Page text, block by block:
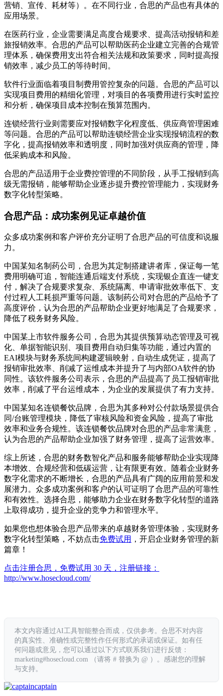
营销、宣传、耗材等）。在不同行业，合思的产品也有具体的
应用场景。
在医药行业，企业需要满足高度合规要求、提高活动报销和差
旅报销效率。合思的产品可以帮助医药企业建立完善的合规管
理体系，确保费用支出符合相关法规和政策要求，同时提高报
销效率，减少员工的等待时间。
软件行业面临着项目制费用管控复杂的问题。合思的产品可以
实现项目费用的精细化管理，对项目的各项费用进行实时监控
和分析，确保项目成本控制在预算范围内。
连锁经营行业则需要应对报销数字化程度低、供应商管理困难
等问题。合思的产品可以帮助连锁经营企业实现报销流程的数
字化，提高报销效率和透明度，同时加强对供应商的管理，降
低采购成本和风险。
合思的产品适用于企业费控管理的不同阶段，从手工报销到高
级无需报销，能够帮助企业逐步提升费控管理能力，实现财务
数字化转型策略。
合思产品：成功案例见证卓越价值
众多成功案例和客户评价充分证明了合思产品的可信度和说服
力。
中国某知名制药公司，合思为其定制搭建讲者库，保证每一笔
费用明确可追，智能连通后端支付系统，实现银企直连一键支
付，解决了合规要求复杂、系统隔离、申请审批效率低下、支
付过程人工耗损严重等问题。该制药公司对合思的产品给予了
高度评价，认为合思的产品帮助企业更好地满足了合规要求，
降低了税务财务风险。
中国某上市软件服务公司，合思为其提供预算动态管理及可视
化、单据智能识别、项目费用自动归集等功能，通过内置的
EAI模块与财务系统间构建逻辑映射，自动生成凭证，提高了
报销审批效率、削减了运维成本并提升了与内部OA软件的协
同性。该软件服务公司表示，合思的产品提高了员工报销审批
效率，削减了平台运维成本，为企业的发展提供了有力支持。
中国某知名连锁餐饮品牌，合思为其多种对公付款场景提供合
同/台账管理模块，降低了审核风险和资金风险，提高了审批
效率和业务合规性。该连锁餐饮品牌对合思的产品非常满意，
认为合思的产品帮助企业加强了财务管理，提高了运营效率。
综上所述，合思的财务数智化产品和服务能够帮助企业实现降
本增效、合规经营和低碳运营，让有限更有效。随着企业财务
数字化需求的不断增长，合思的产品具有广阔的应用前景和发
展潜力。众多成功案例和客户的认可证明了合思产品的可靠性
和有效性。选择合思，能够助力企业在财务数字化转型的道路
上取得成功，提升企业的竞争力和管理水平。
如果您也想体验合思产品带来的卓越财务管理体验，实现财务
数字化转型策略，不妨点击免费试用 ，开启企业财务管理的新
篇章！
点击注册合思，免费试用 30 天，注册链接：
http://www.hosecloud.com/
本文内容通过AI工具智能整合而成，仅供参考。合思不对内容
的真实性、准确性或完整性作任何形式的承诺或保证。如有任
何问题或意见，您可以通过以下方式联系我们进行反馈：
marketing#hosecloud.com （请将 # 替换为 @ ）。感谢您的理解
与支持。
captain